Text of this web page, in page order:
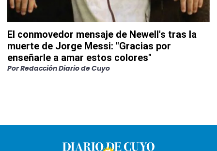
El conmovedor mensaje de Newell's tras la
muerte de Jorge Messi: "Gracias por
enseñarle a amar estos colores"
PorRedacción Diario de Cuyo